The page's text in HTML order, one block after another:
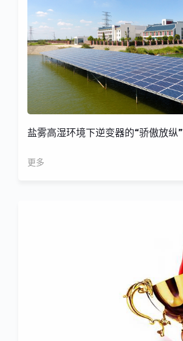
盐雾高湿环境下逆变器的“骄傲放纵”
更多